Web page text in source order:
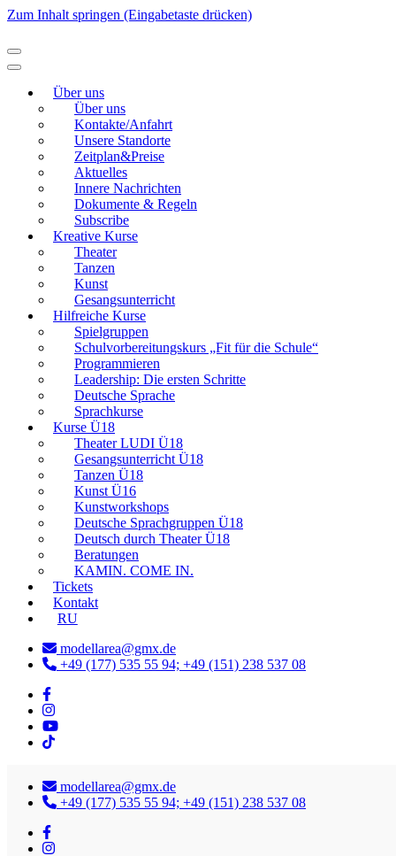
Zum Inhalt springen (Eingabetaste drücken)
Über uns
Über uns
Kontakte/Anfahrt
Unsere Standorte
Zeitplan&Preise
Aktuelles
Innere Nachrichten
Dokumente & Regeln
Subscribe
Kreative Kurse
Theater
Tanzen
Kunst
Gesangsunterricht
Hilfreiche Kurse
Spielgruppen
Schulvorbereitungskurs „Fit für die Schule“
Programmieren
Leadership: Die ersten Schritte
Deutsche Sprache
Sprachkurse
Kurse Ü18
Theater LUDI Ü18
Gesangsunterricht Ü18
Tanzen Ü18
Kunst Ü16
Kunstworkshops
Deutsche Sprachgruppen Ü18
Deutsch durch Theater Ü18
Beratungen
KAMIN. COME IN.
Tickets
Kontakt
RU
modellarea@gmx.de
+49 (177) 535 55 94; +49 (151) 238 537 08
modellarea@gmx.de
+49 (177) 535 55 94; +49 (151) 238 537 08